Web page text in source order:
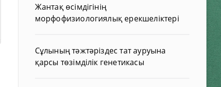
Жантақ өсімдігінің
морфофизиологиялық ерекшеліктері
Сұлының тәжтәріздес тат ауруына
қарсы төзімділік генетикасы